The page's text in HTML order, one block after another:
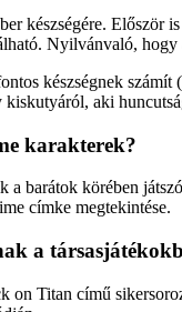
készségére.
Nyilvánvaló, hogy
készségnek
aki
karakterek?
a barátok körében
címke megtekintése.
a
on Titan című